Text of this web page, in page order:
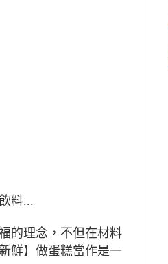
料...
的理念，不但在材料
鮮】做蛋糕當作是一